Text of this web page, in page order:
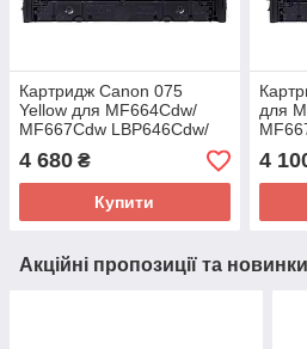
Картридж Canon 075
Yellow для MF664Cdw/
MF667Cdw LBP646Cdw/
LBP647Cdw (6362C002AA)
4 680 ₴
Купити
для
4
Акційні пропозиції та новинки